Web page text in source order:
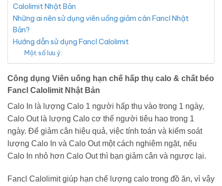
Calolimit Nhật Bản
Những ai nên sử dụng viên uống giảm cân Fancl Nhật
Bản?
Hướng dẫn sử dụng Fancl Calolimit
Một số lưu ý:
Công dụng Viên uống hạn chế hấp thụ calo & chất béo
Fancl Calolimit Nhật Bản
Calo In là lượng Calo 1 người hấp thụ vào trong 1 ngày,
Calo Out là lượng Calo cơ thể người tiêu hao trong 1
ngày. Để giảm cân hiệu quả, việc tính toán và kiểm soát
lượng Calo In và Calo Out một cách nghiêm ngặt, nếu
Calo In nhỏ hơn Calo Out thì bạn giảm cân và ngược lại.
Fancl Calolimit giúp hạn chế lượng calo trong đồ ăn, vì vậy